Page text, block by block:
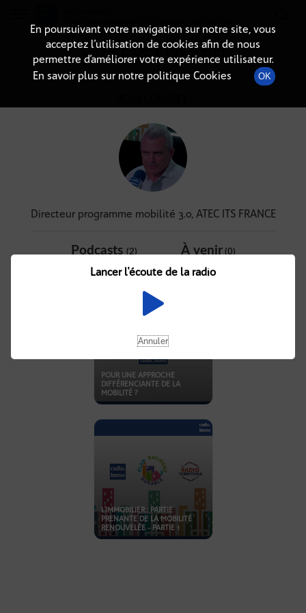
DÉTAIL DE L'INVITÉ(E)
Directeur programme mobilité 3.0, ATEC ITS FRANCE
Podcasts (2) À venir(0)
POUR UNE APPROCHE
DIFFÉRENCIANTE DE LA
MOBILITÉ ?
L'IMMOBILIER : PARTIE
PRENANTE DE LA MOBILITÉ
RENOUVELÉE - PARTIE 1
En poursuivant votre navigation sur notre site, vous
acceptez l’utilisation de cookies afin de nous
permettre d’améliorer votre expérience utilisateur.
En savoir plus sur notre politique Cookies
OK
Lancer l'écoute de la radio
Annuler